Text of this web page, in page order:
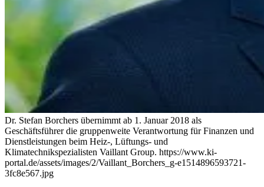
Dr. Stefan Borchers übernimmt ab 1. Januar 2018 als
Geschäftsführer die gruppenweite Verantwortung für Finanzen und
Dienstleistungen beim Heiz-, Lüftungs- und
Klimatechnikspezialisten Vaillant Group. https://www.ki-
portal.de/assets/images/2/Vaillant_Borchers_g-e1514896593721-
3fc8e567.jpg